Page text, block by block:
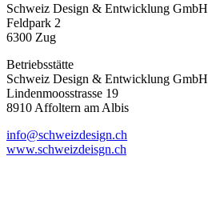
Schweiz Design & Entwicklung GmbH
Feldpark 2
6300 Zug
Betriebsstätte
Schweiz Design & Entwicklung GmbH
Lindenmoosstrasse 19
8910 Affoltern am Albis
info@schweizdesign.ch
www.schweizdeisgn.ch